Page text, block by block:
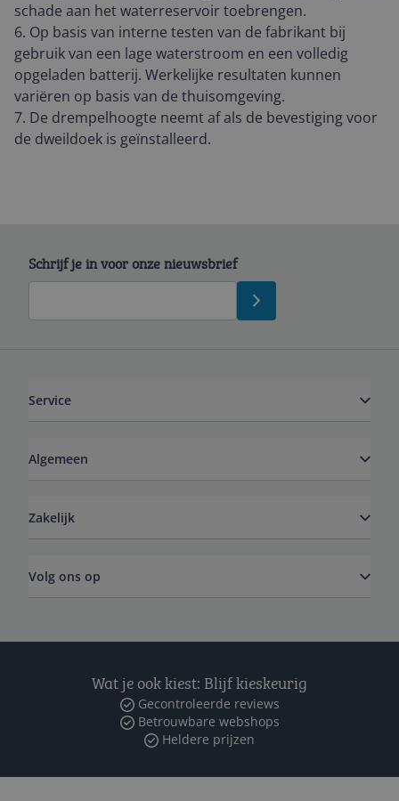
schade aan het waterreservoir toebrengen.
6. Op basis van interne testen van de fabrikant bij
gebruik van een lage waterstroom en een volledig
opgeladen batterij. Werkelijke resultaten kunnen
variëren op basis van de thuisomgeving.
7. De drempelhoogte neemt af als de bevestiging voor
de dweildoek is geïnstalleerd.
Schrijf je in voor onze nieuwsbrief
Service
Algemeen
Zakelijk
Volg ons op
Wat je ook kiest: Blijf kieskeurig
Gecontroleerde reviews
Betrouwbare webshops
Heldere prijzen